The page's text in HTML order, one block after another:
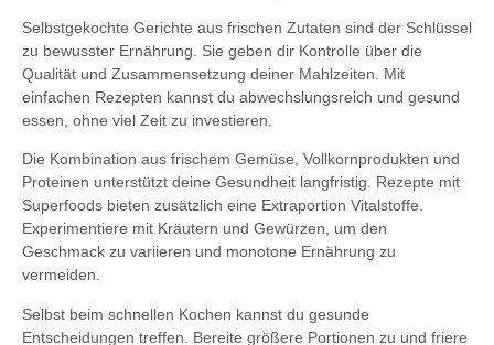
Selbstgekochte Gerichte aus frischen Zutaten sind der Schlüssel
zu bewusster Ernährung. Sie geben dir Kontrolle über die
Qualität und Zusammensetzung deiner Mahlzeiten. Mit
einfachen Rezepten kannst du abwechslungsreich und gesund
essen, ohne viel Zeit zu investieren.
Die Kombination aus frischem Gemüse, Vollkornprodukten und
Proteinen unterstützt deine Gesundheit langfristig. Rezepte mit
Superfoods bieten zusätzlich eine Extraportion Vitalstoffe.
Experimentiere mit Kräutern und Gewürzen, um den
Geschmack zu variieren und monotone Ernährung zu
vermeiden.
Selbst beim schnellen Kochen kannst du gesunde
Entscheidungen treffen. Bereite größere Portionen zu und friere